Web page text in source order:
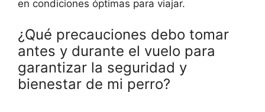
en condiciones óptimas para viajar.
¿Qué precauciones debo tomar
antes y durante el vuelo para
garantizar la seguridad y
bienestar de mi perro?